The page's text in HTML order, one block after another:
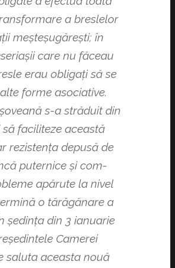
a breslelor
meşteşugăreşti; în
care nu făceau
erau obligaţi să se
forme asociative.
s-a străduit din
faciliteze această
rezistenţa depusă de
puternice şi com­
apărute la nivel
o tărăgănare a
şedinţa din 3 ianuarie
Camerei
saluta aceasta nouă